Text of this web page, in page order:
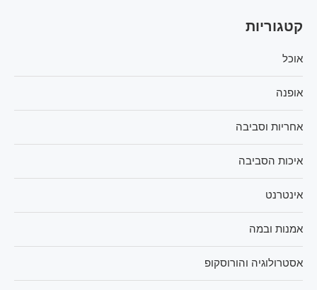
קטגוריות
אוכל
אופנה
אחריות וסביבה
איכות הסביבה
אינטרנט
אמנות ובמה
אסטרולוגיה והורוסקופ